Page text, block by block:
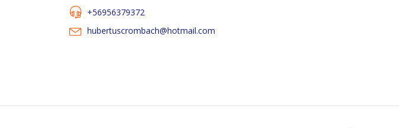
+56956379372
hubertuscrombach@hotmail.com